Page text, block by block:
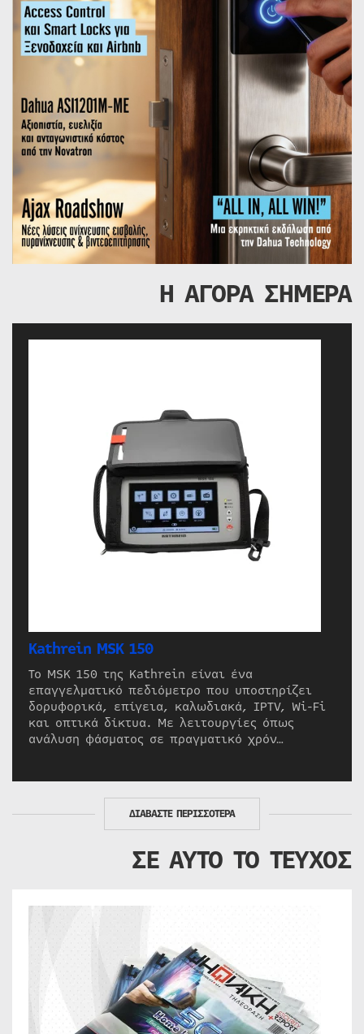
Η ΑΓΟΡΑ ΣΗΜΕΡΑ
Kathrein MSK 150
Το MSK 150 της Kathrein είναι ένα
επαγγελματικό πεδιόμετρο που υποστηρίζει
δορυφορικά, επίγεια, καλωδιακά, IPTV, Wi-Fi
και οπτικά δίκτυα. Με λειτουργίες όπως
ανάλυση φάσματος σε πραγματικό χρόν…
ΔΙΑΒΑΣΤΕ ΠΕΡΙΣΣΟΤΕΡΑ
ΣΕ ΑΥΤΟ ΤΟ ΤΕΥΧΟΣ